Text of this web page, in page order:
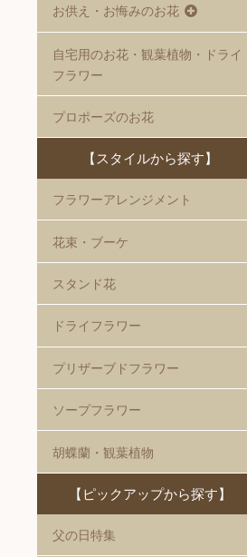
お供え・お悔みのお花
自宅用のお花・観葉植物・ドライ
フラワー
プロポーズのお花
【スタイルから探す】
フラワーアレンジメント
花束・ブーケ
スタンド花
ドライフラワー
プリザーブドフラワー
ソープフラワー
胡蝶蘭・観葉植物
【ピックアップから探す】
父の日特集